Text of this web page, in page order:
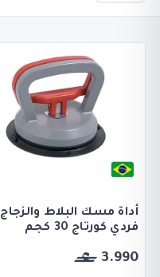
أداة مسك البلاط والزجاج
فردي كورتاج 30 كجم
3.990